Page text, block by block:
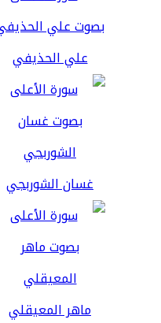
علي الحذيفي
غسان الشوربجي
ماهر المعيقلي